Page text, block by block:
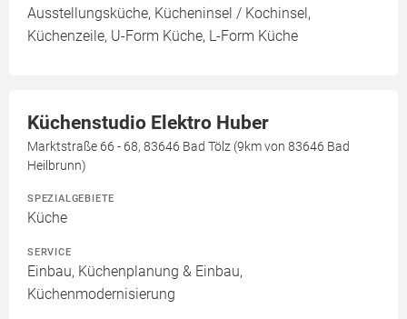
Ausstellungsküche, Kücheninsel / Kochinsel,
Küchenzeile, U-Form Küche, L-Form Küche
Küchenstudio Elektro Huber
Marktstraße 66 - 68, 83646 Bad Tölz (9km von 83646 Bad
Heilbrunn)
SPEZIALGEBIETE
Küche
SERVICE
Einbau, Küchenplanung & Einbau,
Küchenmodernisierung